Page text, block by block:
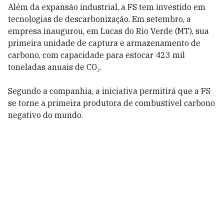
Além da expansão industrial, a FS tem investido em
tecnologias de descarbonização. Em setembro, a
empresa inaugurou, em Lucas do Rio Verde (MT), sua
primeira unidade de captura e armazenamento de
carbono, com capacidade para estocar 423 mil
toneladas anuais de CO₂.
Segundo a companhia, a iniciativa permitirá que a FS
se torne a primeira produtora de combustível carbono
negativo do mundo.